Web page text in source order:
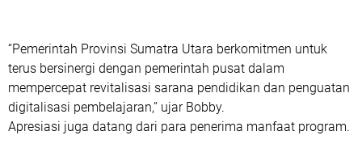
“Pemerintah Provinsi Sumatra Utara berkomitmen untuk
terus bersinergi dengan pemerintah pusat dalam
mempercepat revitalisasi sarana pendidikan dan penguatan
digitalisasi pembelajaran,” ujar Bobby.
Apresiasi juga datang dari para penerima manfaat program.